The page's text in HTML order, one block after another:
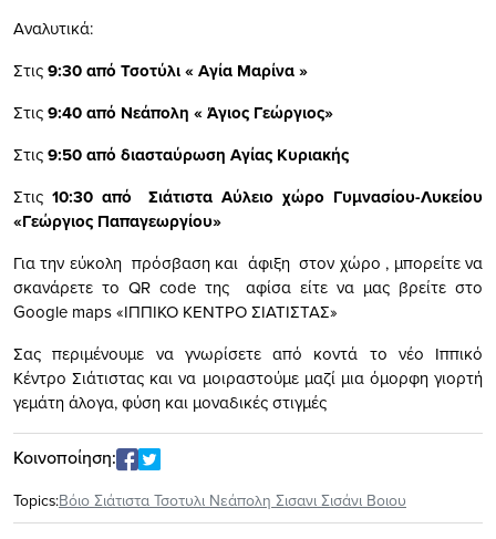
Αναλυτικά:
Στις9:30 από Τσοτύλι « Αγία Μαρίνα »
Στις9:40 από Νεάπολη « Άγιος Γεώργιος»
Στις9:50 από διασταύρωση Αγίας Κυριακής
Στις 10:30 από Σιάτιστα Αύλειο χώρο Γυμνασίου-Λυκείου
«Γεώργιος Παπαγεωργίου»
Για την εύκολη πρόσβαση και άφιξη στον χώρο , μπορείτε να
σκανάρετε το QR code της αφίσα είτε να μας βρείτε στο
Google maps «ΙΠΠΙΚΟ ΚΕΝΤΡΟ ΣΙΑΤΙΣΤΑΣ»
Σας περιμένουμε να γνωρίσετε από κοντά το νέο Ιππικό
Κέντρο Σιάτιστας και να μοιραστούμε μαζί μια όμορφη γιορτή
γεμάτη άλογα, φύση και μοναδικές στιγμές
Κοινοποίηση:
Topics:Βόιο Σιάτιστα Τσοτυλι Νεάπολη Σισανι Σισάνι Βοιου